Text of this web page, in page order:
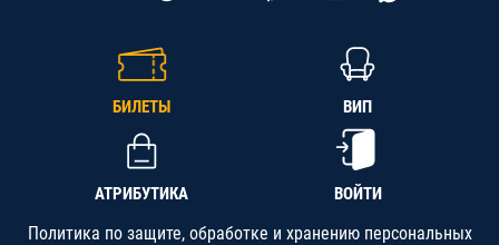
БИЛЕТЫ ВИП
АТРИБУТИКА ВОЙТИ
Политика по защите, обработке и хранению персональных